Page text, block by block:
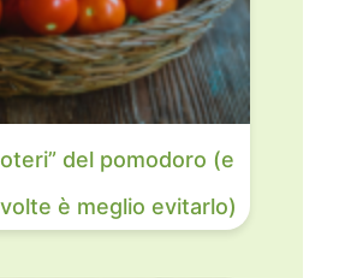
del pomodoro (e
è meglio evitarlo)